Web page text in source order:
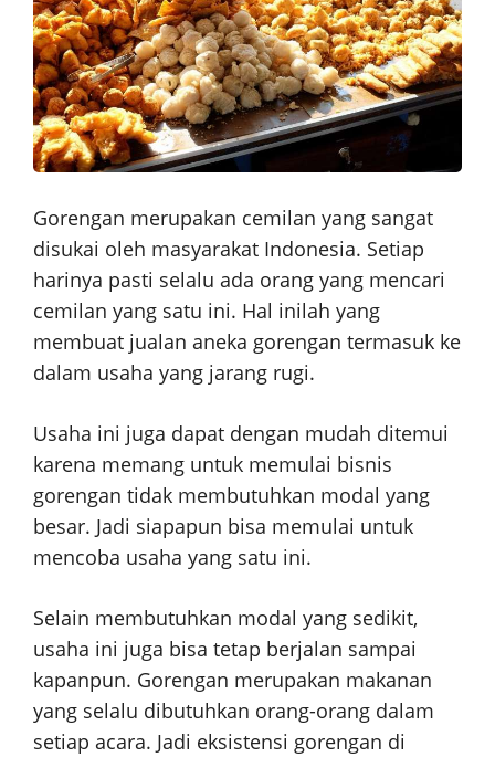
Gorengan merupakan cemilan yang sangat
disukai oleh masyarakat Indonesia. Setiap
harinya pasti selalu ada orang yang mencari
cemilan yang satu ini. Hal inilah yang
membuat jualan aneka gorengan termasuk ke
dalam usaha yang jarang rugi.
Usaha ini juga dapat dengan mudah ditemui
karena memang untuk memulai bisnis
gorengan tidak membutuhkan modal yang
besar. Jadi siapapun bisa memulai untuk
mencoba usaha yang satu ini.
Selain membutuhkan modal yang sedikit,
usaha ini juga bisa tetap berjalan sampai
kapanpun. Gorengan merupakan makanan
yang selalu dibutuhkan orang-orang dalam
setiap acara. Jadi eksistensi gorengan di